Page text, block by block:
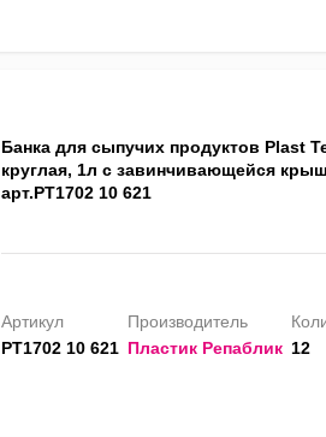
Банка для сыпучих продуктов Plast
круглая, 1л с завинчивающейся
арт.PT1702 10 621
Артикул
PT1702 10 621
Производитель
Пластик Репаблик 12